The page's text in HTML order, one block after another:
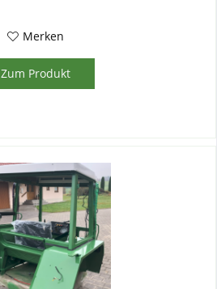
Merken
Zum Produkt